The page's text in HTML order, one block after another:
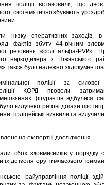
поліції встановили, що
систематично збувають
низку оперативних заходів,
фактів збуту 44-річним
речовини «солі альфа-PVP».
наркодилера з Ніжинського
також було належно
поліції за силової
КОРД провели
фігурантів відбулися
вилучено речові докази
поліцейські виявили та
на експертні дослідження.
обох зловмисників у порядку
їх до ізолятору тимчасового
райуправління поліції